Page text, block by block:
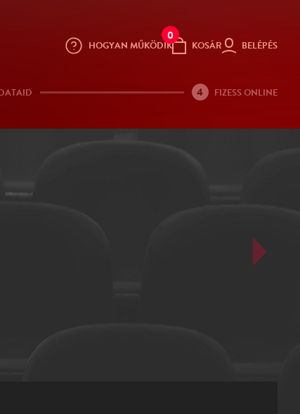
HOGYAN MŰKÖDIK
0
KOSÁR BELÉPÉS
4 FIZESS ONLINE